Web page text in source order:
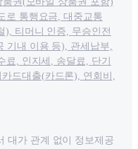
로 통행요금, 대중교통
), 티머니 인증, 무승인전
기내 이용 등), 관세납부,
료, 인지세, 송달료, 단기
드대출(카드론), 연회비,
대가 관계 없이 정보제공